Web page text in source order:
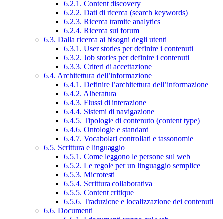
6.2.1. Content discovery
6.2.2. Dati di ricerca (search keywords)
6.2.3. Ricerca tramite analytics
6.2.4. Ricerca sui forum
6.3. Dalla ricerca ai bisogni degli utenti
6.3.1. User stories per definire i contenuti
6.3.2. Job stories per definire i contenuti
6.3.3. Criteri di accettazione
6.4. Architettura dell’informazione
6.4.1. Definire l’architettura dell’informazione
6.4.2. Alberatura
6.4.3. Flussi di interazione
6.4.4. Sistemi di navigazione
6.4.5. Tipologie di contenuto (content type)
6.4.6. Ontologie e standard
6.4.7. Vocabolari controllati e tassonomie
6.5. Scrittura e linguaggio
6.5.1. Come leggono le persone sul web
6.5.2. Le regole per un linguaggio semplice
6.5.3. Microtesti
6.5.4. Scrittura collaborativa
6.5.5. Content critique
6.5.6. Traduzione e localizzazione dei contenuti
6.6. Documenti